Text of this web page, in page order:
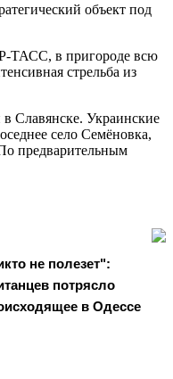
объект под
ТАСС, в пригороде всю
стрельба из
Славянске. Украинские
село Семёновка,
предварительным
не полезет":
потрясло
в Одессе